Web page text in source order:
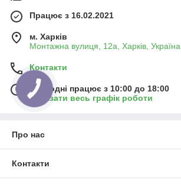
Працює з 16.02.2021
м. Харків
Монтажна вулиця, 12а, Харків, Україна
Контакти
Сьогодні працює з 10:00 до 18:00
Показати весь графік роботи
Про нас
Контакти